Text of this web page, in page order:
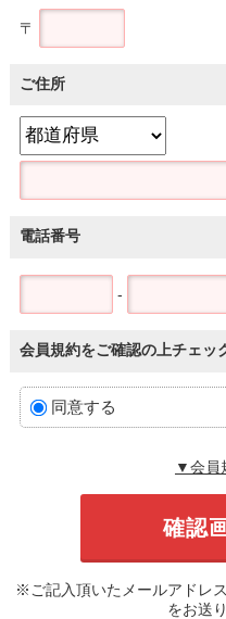
〒
ご住所
電話番号
-
会員規約をご確認の上チェッ
同意する
▼会員
※ご記入頂いたメールアドレ
をお送